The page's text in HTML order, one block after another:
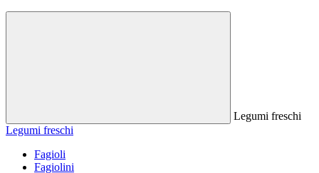
Legumi freschi
Legumi freschi
Fagioli
Fagiolini